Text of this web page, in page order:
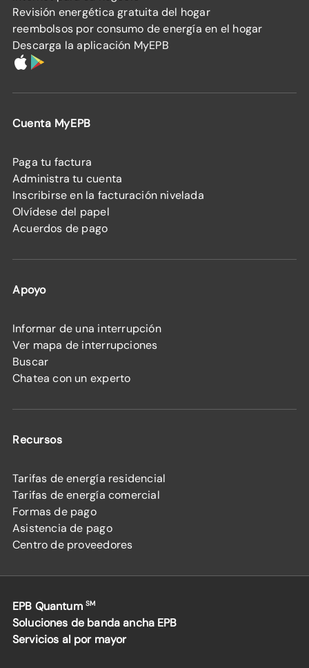
Revisión energética gratuita del hogar
reembolsos por consumo de energía en el hogar
Descarga la aplicación MyEPB
Cuenta MyEPB
Paga tu factura
Administra tu cuenta
Inscribirse en la facturación nivelada
Olvídese del papel
Acuerdos de pago
Apoyo
Informar de una interrupción
Ver mapa de interrupciones
Buscar
Chatea con un experto
Recursos
Tarifas de energía residencial
Tarifas de energía comercial
Formas de pago
Asistencia de pago
Centro de proveedores
EPB Quantum SM
Soluciones de banda ancha EPB
Servicios al por mayor